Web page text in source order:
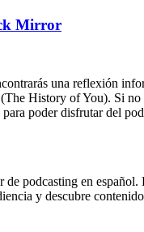
Mirror
una reflexión
History of You). Si no
poder disfrutar del
podcasting en español.
y descubre